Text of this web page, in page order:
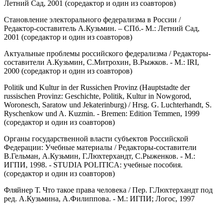
Летний Сад, 2001 (copедактор и один из соавторов)
Становление электорального федерализма в России /
Редактор-составитель А.Кузьмин. – СПб.- М.: Летний Сад,
2001 (copедактор и один из соавторов)
Актуальные проблемы российского федерализма / Редакторы-
составители А.Кузьмин, С.Митрохин, В.Рыжков. - М.: IRI,
2000 (copедактор и один из соавторов)
Politik und Kultur in der Russichen Provinz (Hauptstadte der
russischen Provinz: Geschichte, Politik, Kultur in Nowgorod,
Woronesch, Saratow und Jekaterinburg) / Hrsg. G. Luchterhandt, S.
Ryschenkow und A. Kuzmin. - Bremen: Edition Temmen, 1999
(copедактор и один из соавторов)
Органы государственной власти субъектов Российской
Федерации: Учебные материалы / Редакторы-составители
В.Гельман, А.Кузьмин, Г.Люхтерхандт, С.Рыженков. - М.:
ИГПИ, 1998. - STUDIA POLITICA: учебные пособия.
(copедактор и один из соавторов)
Фляйнер Т. Что такое права человека / Пер. Г.Люхтерхандт под
ред. А.Кузьмина, А.Филиппова. - М.: ИГПИ; Логос, 1997